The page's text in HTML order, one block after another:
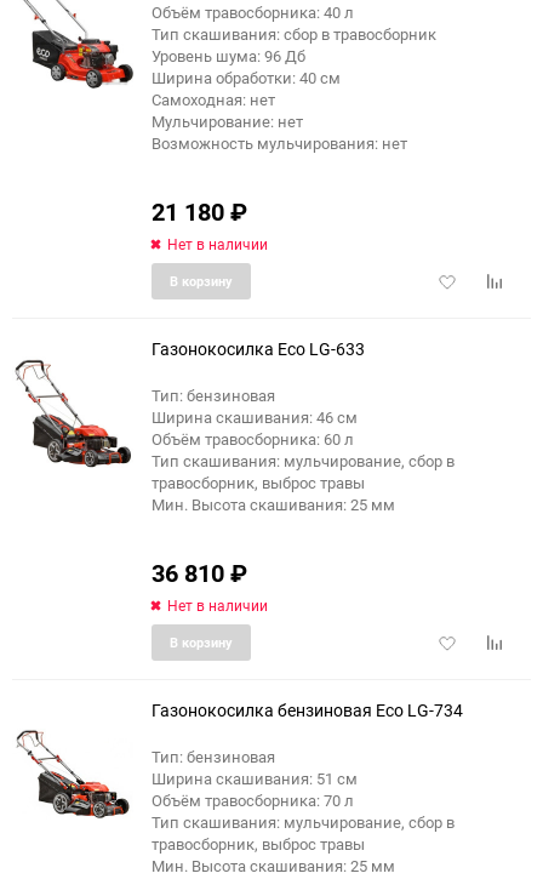
Объём травосборника: 40 л
Тип скашивания: сбор в травосборник
Уровень шума: 96 Дб
Ширина обработки: 40 см
Самоходная: нет
Мульчирование: нет
Возможность мульчирования: нет
21 180₽
Нет в наличии
Добавить
В корзину
Газонокосилка Eco LG-633
Тип: бензиновая
Ширина скашивания: 46 см
Объём травосборника: 60 л
Тип скашивания: мульчирование, сбор в
травосборник, выброс травы
Мин. Высота скашивания: 25 мм
36 810₽
Нет в наличии
Добавить
В корзину
Газонокосилка бензиновая Eco LG-734
Тип: бензиновая
Ширина скашивания: 51 см
Объём травосборника: 70 л
Тип скашивания: мульчирование, сбор в
травосборник, выброс травы
Мин. Высота скашивания: 25 мм